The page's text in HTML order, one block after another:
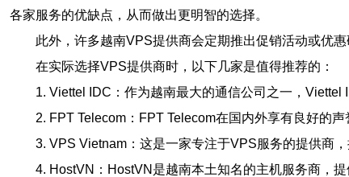
各家服务的优缺点，从而做出更明智的选择。
此外，许多越南VPS提供商会定期推出促销活动或优
在实际选择VPS提供商时，以下几家是值得推荐的：
1. Viettel IDC：作为越南最大的通信公司之一，
2. FPT Telecom：FPT Telecom在国内外享有良好的
3. VPS Vietnam：这是一家专注于VPS服务的提供商
4. HostVN：HostVN是越南本土知名的主机服务商，